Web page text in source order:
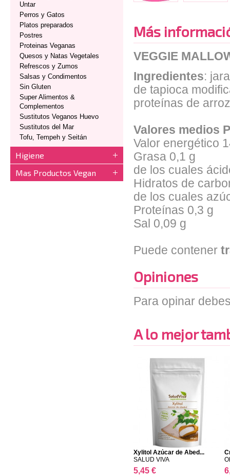
Untar
Perros y Gatos
Platos preparados
Postres
Proteinas Veganas
Quesos y Natas Vegetales
Refrescos y Zumos
Salsas y Condimentos
Sin Gluten
Super Alimentos &
Complementos
Sustitutos Veganos Huevo
Sustitutos del Mar
Tofu, Tempeh y Seitán
Higiene
Mas Productos Vegan
Más
VEGGIE
Ingredientes:
de tapioca
proteínas de
Valores medios
Valor energético
Grasa 0,1 g
de los cuales
Hidratos de
de los cuales
Proteínas 0,3 g
Sal 0,09 g
Puede contener
Opiniones
Para opinar
A lo mejor
Xylitol Azúcar de Abed...
SALUD VIVA
5,45 €